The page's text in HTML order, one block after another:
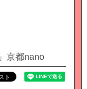
京都nano